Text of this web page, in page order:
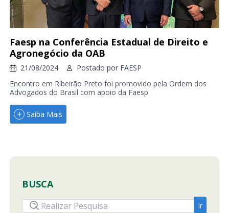
Faesp na Conferência Estadual de Direito e
Agronegócio da OAB
21/08/2024 Postado por FAESP
Encontro em Ribeirão Preto foi promovido pela Ordem dos
Advogados do Brasil com apoio da Faesp
Saiba Mais
BUSCA